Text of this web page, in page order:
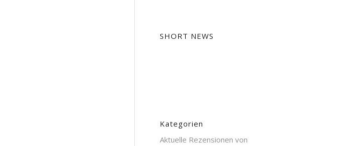
SHORT NEWS
Kategorien
Aktuelle Rezensionen von